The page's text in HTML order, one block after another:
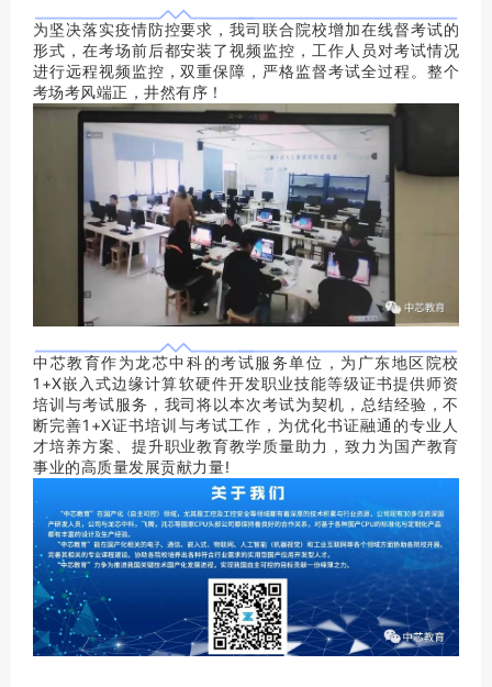
为坚决落实疫情防控要求，我司联合院校增加在线督考试的
形式，在考场前后都安装了视频监控，工作人员对考试情况
进行远程视频监控，双重保障，严格监督考试全过程。整个
考场考风端正，井然有序 ！
中芯教育作为龙芯中科的考试服务单位，为广东地区院校
1+X嵌入式边缘计算软硬件开发职业技能等级证书提供师资
培训与考试服务，我司将以本次考试为契机，总结经验，不
断完善1+X证书培训与考试工作，为优化书证融通的专业人
才培养方案、提升职业教育教学质量助力，致力为国产教育
事业的高质量发展贡献力量!